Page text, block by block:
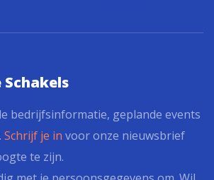
Schakels
bedrijfsinformatie, geplande events
Schrijf je in voor onze nieuwsbrief
te zijn.